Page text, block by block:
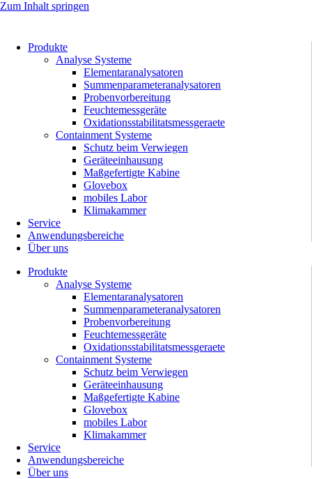
Zum Inhalt springen
Produkte
Analyse Systeme
Elementaranalysatoren
Summenparameteranalysatoren
Probenvorbereitung
Feuchtemessgeräte
Oxidationsstabilitatsmessgeraete
Containment Systeme
Schutz beim Verwiegen
Geräteeinhausung
Maßgefertigte Kabine
Glovebox
mobiles Labor
Klimakammer
Service
Anwendungsbereiche
Über uns
Produkte
Analyse Systeme
Elementaranalysatoren
Summenparameteranalysatoren
Probenvorbereitung
Feuchtemessgeräte
Oxidationsstabilitatsmessgeraete
Containment Systeme
Schutz beim Verwiegen
Geräteeinhausung
Maßgefertigte Kabine
Glovebox
mobiles Labor
Klimakammer
Service
Anwendungsbereiche
Über uns